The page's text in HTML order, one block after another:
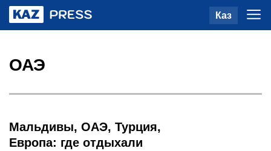
Каз
ОАЭ
Мальдивы, ОАЭ, Турция,
Европа: где отдыхали